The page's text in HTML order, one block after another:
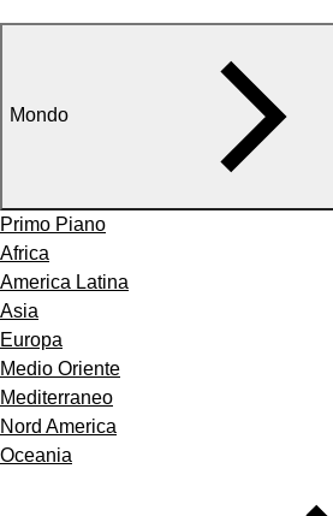
Mondo
Primo Piano
Africa
America Latina
Asia
Europa
Medio Oriente
Mediterraneo
Nord America
Oceania